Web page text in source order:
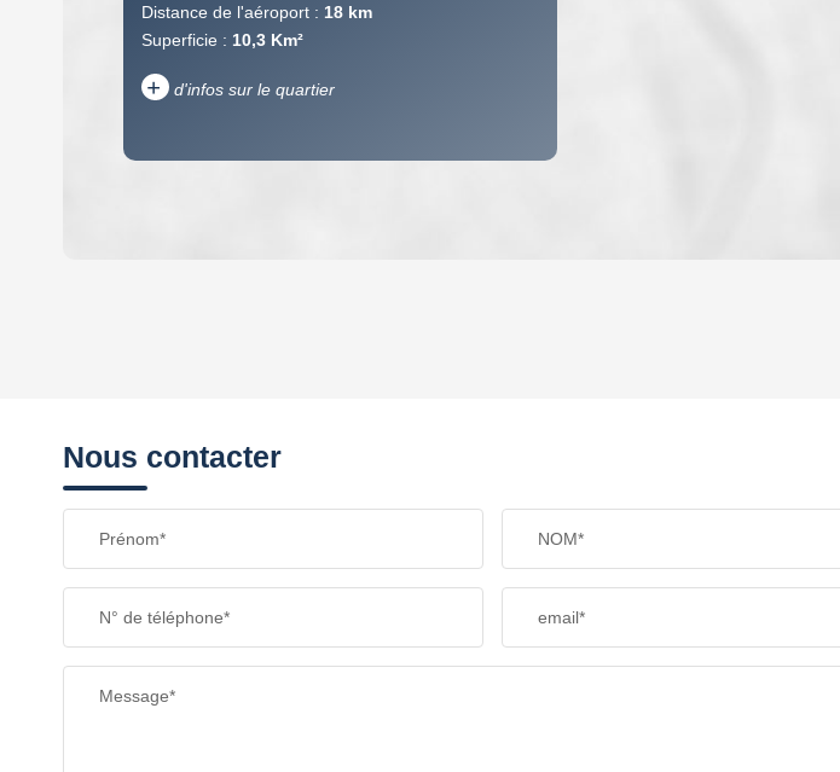
Distance de l'aéroport : 18 km
Superficie : 10,3 Km²
+ d'infos sur le quartier
TAXE FONCIÈRE
SUPERFICIE :
RESTAURANTS ET CAFÉS COMMERCES
Nous contacter
Prénom* NOM*
N° de téléphone* email*
Message*